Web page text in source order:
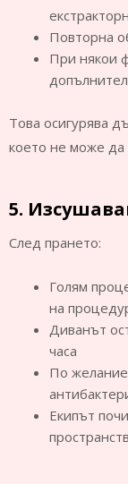
Повторна
При някои
Това осигурява
което не може да
5.
След прането:
Голям
на
Диванът
часа
По
Екипът